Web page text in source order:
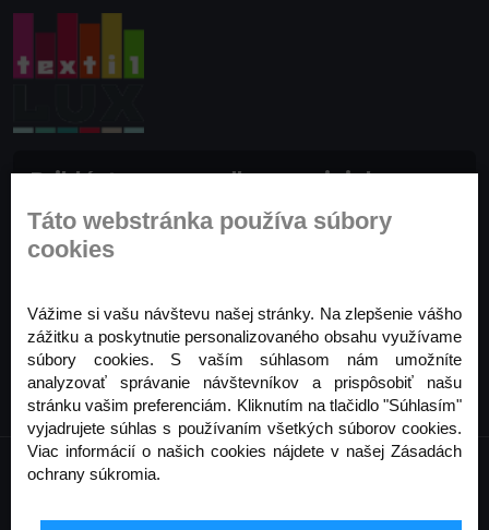
Prihláste sa na odber noviniek
Buďte prvý, kto to vie. Zaregistrujte sa na odber
noviniek ešte dnes
Informácie
Táto webstránka používa súbory
cookies
Vážime si vašu návštevu našej stránky. Na zlepšenie vášho
zážitku a poskytnutie personalizovaného obsahu využívame
súbory cookies. S vaším súhlasom nám umožníte
analyzovať správanie návštevníkov a prispôsobiť našu
stránku vašim preferenciám. Kliknutím na tlačidlo "Súhlasím"
vyjadrujete súhlas s používaním všetkých súborov cookies.
Viac informácií o našich cookies nájdete v našej Zásadách
ochrany súkromia.